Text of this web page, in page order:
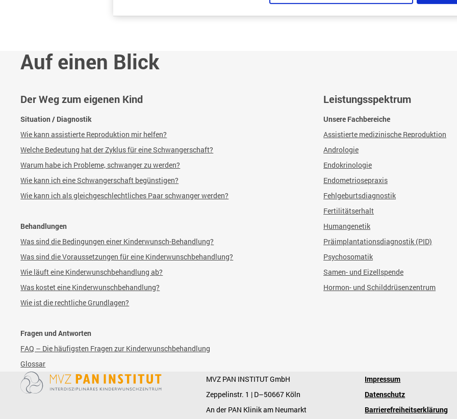
Auf einen Blick
Der Weg zum eigenen Kind
Situation / Diagnostik
Wie kann assistierte Reproduktion mir helfen?
Welche Bedeutung hat der Zyklus für eine Schwangerschaft?
Warum habe ich Probleme, schwanger zu werden?
Wie kann ich eine Schwangerschaft begünstigen?
Wie kann ich als gleichgeschlechtliches Paar schwanger werden?
Behandlungen
Was sind die Bedingungen einer Kinderwunsch-Behandlung?
Was sind die Voraussetzungen für eine Kinderwunschbehandlung?
Wie läuft eine Kinderwunschbehandlung ab?
Was kostet eine Kinderwunschbehandlung?
Wie ist die rechtliche Grundlagen?
Fragen und Antworten
FAQ – Die häufigsten Fragen zur Kinderwunschbehandlung
Glossar
Leistungsspektrum
Unsere Fachbereiche
Assistierte medizinische Reproduktion
Andrologie
Endokrinologie
Endometriosepraxis
Fehlgeburtsdiagnostik
Fertilitätserhalt
Humangenetik
Präimplantationsdiagnostik (PID)
Psychosomatik
Samen- und Eizellspende
Hormon- und Schilddrüsenzentrum
MVZ PAN INSTITUT GmbH
Zeppelinstr. 1 | D–50667 Köln
An der PAN Klinik am Neumarkt
Impressum
Datenschutz
Barrierefreiheitserklärung